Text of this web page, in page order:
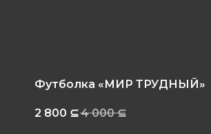
Футболка «МИР ТРУДНЫЙ»
2 800 ⊆4 000 ⊆